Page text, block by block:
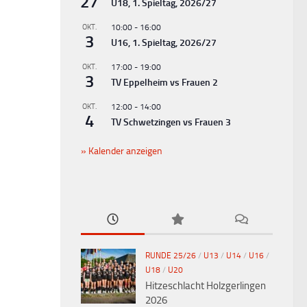
U18, 1. Spieltag, 2026/27
OKT.
3
10:00 - 16:00
U16, 1. Spieltag, 2026/27
OKT.
3
17:00 - 19:00
TV Eppelheim vs Frauen 2
OKT.
4
12:00 - 14:00
TV Schwetzingen vs Frauen 3
Kalender anzeigen
RUNDE 25/26 / U13 / U14 / U16 /
U18 / U20
Hitzeschlacht Holzgerlingen
2026